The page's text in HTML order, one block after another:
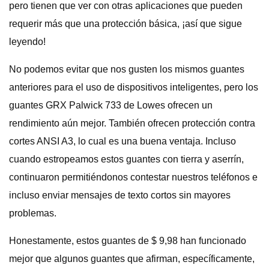
pero tienen que ver con otras aplicaciones que pueden
requerir más que una protección básica, ¡así que sigue
leyendo!
No podemos evitar que nos gusten los mismos guantes
anteriores para el uso de dispositivos inteligentes, pero los
guantes GRX Palwick 733 de Lowes ofrecen un
rendimiento aún mejor. También ofrecen protección contra
cortes ANSI A3, lo cual es una buena ventaja. Incluso
cuando estropeamos estos guantes con tierra y aserrín,
continuaron permitiéndonos contestar nuestros teléfonos e
incluso enviar mensajes de texto cortos sin mayores
problemas.
Honestamente, estos guantes de $ 9,98 han funcionado
mejor que algunos guantes que afirman, específicamente,